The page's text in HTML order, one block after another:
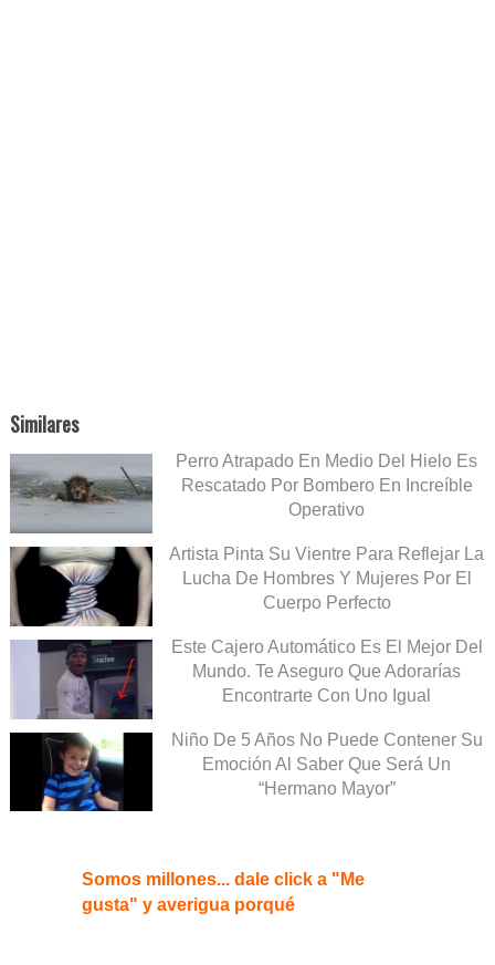
Similares
Perro Atrapado En Medio Del Hielo Es
Rescatado Por Bombero En Increíble
Operativo
Artista Pinta Su Vientre Para Reflejar La
Lucha De Hombres Y Mujeres Por El
Cuerpo Perfecto
Este Cajero Automático Es El Mejor Del
Mundo. Te Aseguro Que Adorarías
Encontrarte Con Uno Igual
Niño De 5 Años No Puede Contener Su
Emoción Al Saber Que Será Un
“Hermano Mayor”
Somos millones... dale click a "Me
gusta" y averigua porqué